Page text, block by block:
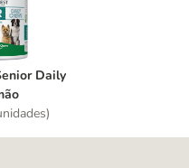
Daily